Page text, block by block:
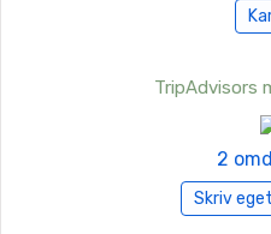
TripAdvisors
2
Skriv